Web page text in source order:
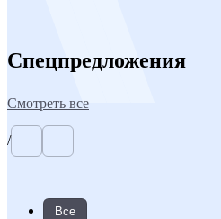
Спецпредложения
Смотреть все
/
Все